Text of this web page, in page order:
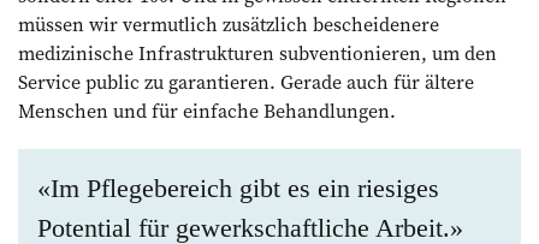
müssen wir vermutlich zusätzlich bescheidenere
medizinische Infrastrukturen subventionieren, um den
Service public zu garantieren. Gerade auch für ältere
Menschen und für einfache Behandlungen.
«Im Pflegebereich gibt es ein riesiges
Potential für gewerkschaftliche Arbeit.»